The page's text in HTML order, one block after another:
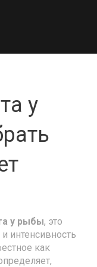
у
у рыбы, это
интенсивность
как